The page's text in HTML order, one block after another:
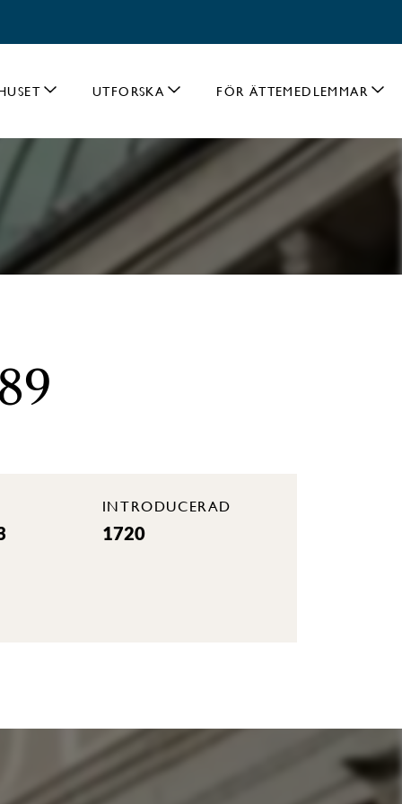
UTFORSKA FÖR ÄTTEMEDLEMMAR
INTRODUCERAD
1720